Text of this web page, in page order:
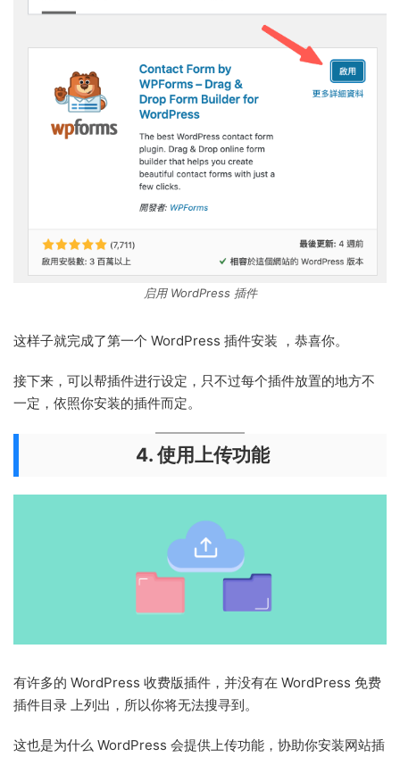
启用 WordPress 插件
这样子就完成了第一个 WordPress 插件安装 ，恭喜你。
接下来，可以帮插件进行设定，只不过每个插件放置的地方不
一定，依照你安装的插件而定。
4. 使用上传功能
有许多的 WordPress 收费版插件，并没有在 WordPress 免费
插件目录 上列出，所以你将无法搜寻到。
这也是为什么 WordPress 会提供上传功能，协助你安装网站插